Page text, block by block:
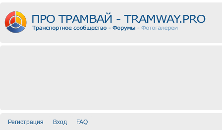
Регистрация Вход FAQ